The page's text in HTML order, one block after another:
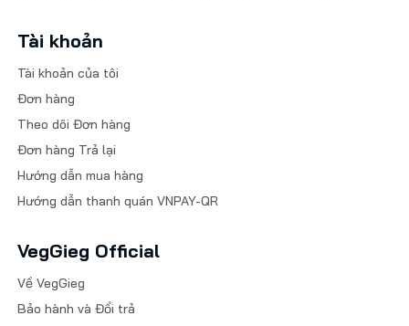
Tài khoản
Tài khoản của tôi
Đơn hàng
Theo dõi Đơn hàng
Đơn hàng Trả lại
Hướng dẫn mua hàng
Hướng dẫn thanh quán VNPAY-QR
VegGieg Official
Về VegGieg
Bảo hành và Đổi trả